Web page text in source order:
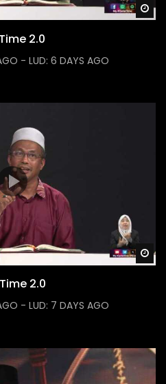
2.0
- LUD: 6 DAYS AGO
2.0
- LUD: 7 DAYS AGO